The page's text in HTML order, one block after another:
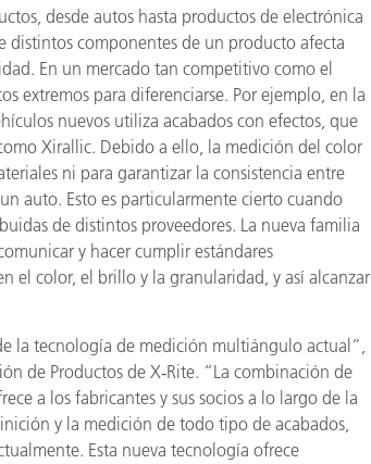
desde autos hasta productos de electrónica
distintos componentes de un producto afecta
En un mercado tan competitivo como el
extremos para diferenciarse. Por ejemplo, en la
nuevos utiliza acabados con efectos, que
Xirallic. Debido a ello, la medición del color
ni para garantizar la consistencia entre
auto. Esto es particularmente cierto cuando
de distintos proveedores. La nueva familia
y hacer cumplir estándares
el color, el brillo y la granularidad, y así alcanzar
la tecnología de medición multiángulo actual”,
de Productos de X‑Rite. “La combinación de
a los fabricantes y sus socios a lo largo de la
y la medición de todo tipo de acabados,
Esta nueva tecnología ofrece